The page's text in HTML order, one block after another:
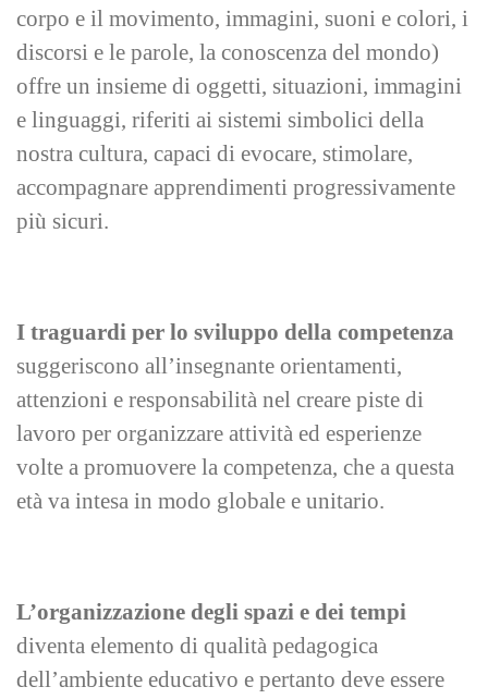
corpo e il movimento, immagini, suoni e colori, i
discorsi e le parole, la conoscenza del mondo)
offre un insieme di oggetti, situazioni, immagini
e linguaggi, riferiti ai sistemi simbolici della
nostra cultura, capaci di evocare, stimolare,
accompagnare apprendimenti progressivamente
più sicuri.
I traguardi per lo sviluppo della competenza
suggeriscono all’insegnante orientamenti,
attenzioni e responsabilità nel creare piste di
lavoro per organizzare attività ed esperienze
volte a promuovere la competenza, che a questa
età va intesa in modo globale e unitario.
L’organizzazione degli spazi e dei tempi
diventa elemento di qualità pedagogica
dell’ambiente educativo e pertanto deve essere